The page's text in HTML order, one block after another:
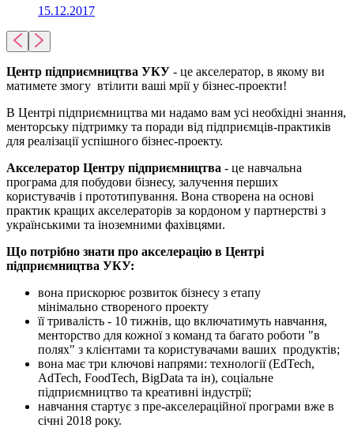
15.12.2017
Центр підприємництва УКУ - це акселератор, в якому ви
матимете змогу втілити ваші мрії у бізнес-проекти!
В Центрі підприємництва ми надамо вам усі необхідні знання,
менторську підтримку та поради від підприємців-практиків
для реалізації успішного бізнес-проекту.
Акселератор Центру підприємництва - це навчальна
програма для побудови бізнесу, залучення перших
користувачів і прототипування. Вона створена на основі
практик кращих акселераторів за кордоном у партнерстві з
українськими та іноземними фахівцями.
Що потрібно знати про акселерацію в Центрі
підприємництва УКУ:
вона прискорює розвиток бізнесу з етапу
мінімально створеного проекту
її тривалість - 10 тижнів, що включатимуть навчання,
менторство для кожної з команд та багато роботи "в
полях" з клієнтами та користувачами ваших продуктів;
вона має три ключові напрями: технології (EdTech,
AdTech, FoodTech, BigData та ін), соціальне
підприємництво та креативні індустрії;
навчання стартує з пре-акселераційної програми вже в
січні 2018 року.